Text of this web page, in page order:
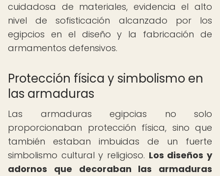
cuidadosa de materiales, evidencia el alto
nivel de sofisticación alcanzado por los
egipcios en el diseño y la fabricación de
armamentos defensivos.
Protección física y simbolismo en
las armaduras
Las armaduras egipcias no solo
proporcionaban protección física, sino que
también estaban imbuidas de un fuerte
simbolismo cultural y religioso. Los diseños y
adornos que decoraban las armaduras